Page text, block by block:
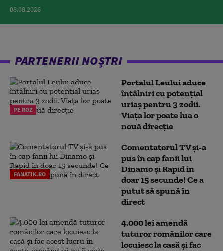
08.08.2026
PARTENERII NOȘTRI
PE ROZ
Portalul Leului aduce
întâlniri cu potențial
uriaș pentru 3 zodii.
Viața lor poate lua o
nouă direcție
FANATIK.RO
Comentatorul TV și-a
pus în cap fanii lui
Dinamo și Rapid în
doar 15 secunde! Ce a
putut să spună în
direct
4.000 lei amendă
tuturor românilor care
locuiesc la casă și fac